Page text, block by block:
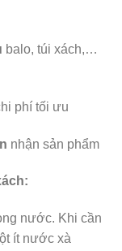
balo, túi xách,…
phí tối ưu
nhận sản phẩm
nước. Khi cần
ít nước xà